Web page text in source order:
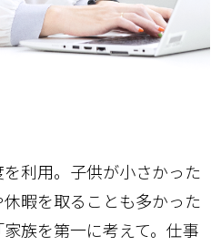
利用。子供が小さかった
暇を取ることも多かった
族を第一に考えて。仕事